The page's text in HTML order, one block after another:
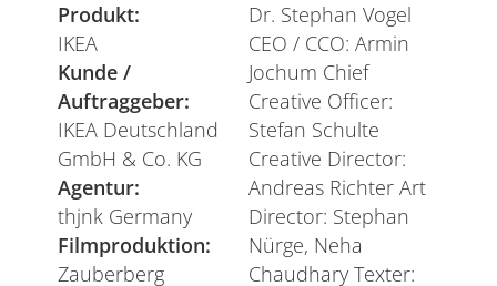
Produkt:
IKEA
Kunde /
Auftraggeber:
IKEA Deutschland
GmbH & Co. KG
Agentur:
thjnk Germany
Filmproduktion:
Zauberberg
Dr. Stephan Vogel
CEO / CCO: Armin
Jochum Chief
Creative Officer:
Stefan Schulte
Creative Director:
Andreas Richter Art
Director: Stephan
Nürge, Neha
Chaudhary Texter: